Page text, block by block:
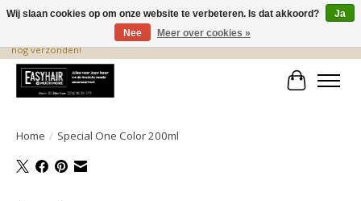
De beste produkten staan hier! Voor 15.00 uur besteld, wordt dezelfde dag
nog verzonden!
Home / Special One Color 200ml
Wij slaan cookies op om onze website te verbeteren. Is dat akkoord?
Ja
Nee
Meer over cookies »